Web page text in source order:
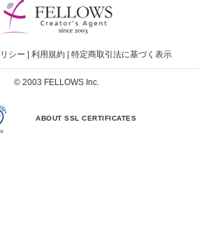
シー 利用規約 特定商取引法に基づく表示
© 2003 FELLOWS Inc.
ABOUT SSL CERTIFICATES